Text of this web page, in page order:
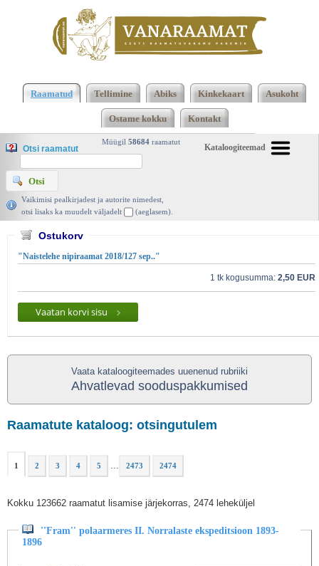
järjekorras, 2474 leheküljelKasutatud raamatud |
Vanaraamat. ee raamatupood
Raamatud Tellimine Abiks Kinkekaart Asukoht
Ostame kokku Kontakt
Kataloogiteemad
Müügil 58684 raamatut
Otsi raamatut
Vaikimisi pealkirjadest ja autorite nimedest,
otsi lisaks ka muudelt väljadelt
(aeglasem).
Ostukorv
"Naistelehe nipiraamat 2018/127 sep.."
1 tk kogusumma: 2,50 EUR
Vaatan korvi sisu
Vaata kataloogiteemades uuenenud rubriiki
Ahvatlevad sooduspakkumised
Raamatute kataloog: otsingutulem
1 2 3 4 5 ... 2473 2474
Kokku 123662 raamatut lisamise järjekorras, 2474 leheküljel
''Fram'' polaarmeres II. Norralaste ekspeditsioon 1893-
1896